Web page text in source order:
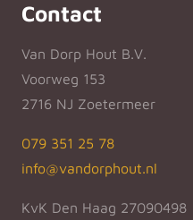
Contact
Van Dorp Hout B.V.
Voorweg 153
2716 NJ Zoetermeer
079 351 25 78
info@vandorphout.nl
KvK Den Haag 27090498